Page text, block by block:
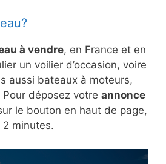
à vendre, en France et en
un voilier d’occasion, voire
aussi bateaux à moteurs,
déposez votre annonce
le bouton en haut de page,
minutes.